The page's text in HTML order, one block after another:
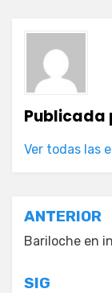
Publicada
Ver todas las
de
entradas
ANTERIOR
Bariloche en
SIG